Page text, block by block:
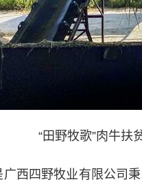
“田野牧歌”肉牛扶
四野牧业有限公司秉